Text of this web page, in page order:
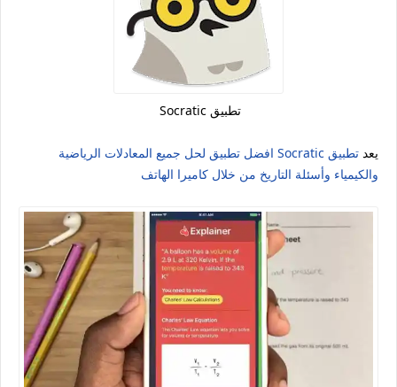
تطبيق Socratic
يعد تطبيق Socratic
افضل تطبيق لحل جميع المعادلات الرياضية
والكيمياء وأسئلة التاريخ من خلال كاميرا الهاتف